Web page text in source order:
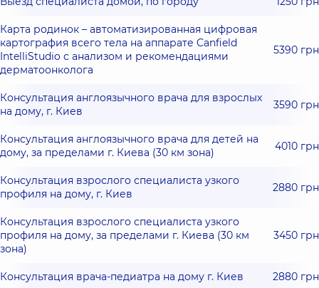
Карта родинок – автоматизированная цифровая
картография всего тела на аппарате Canfield
IntelliStudio с анализом и рекомендациями
дерматоонколога
5390 грн
Консультация англоязычного врача для взрослых
на дому, г. Киев
3590 грн
Консультация англоязычного врача для детей на
дому, за пределами г. Киева (30 км зона)
4010 грн
Консультация взрослого специалиста узкого
профиля на дому, г. Киев
2880 грн
Консультация взрослого специалиста узкого
профиля на дому, за пределами г. Киева (30 км
зона)
3450 грн
Консультация врача-педиатра на дому г. Киев 2880 грн